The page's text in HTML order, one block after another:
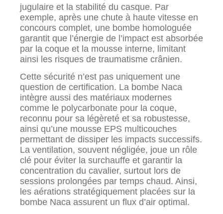
jugulaire et la stabilité du casque. Par
exemple, après une chute à haute vitesse en
concours complet, une bombe homologuée
garantit que l’énergie de l’impact est absorbée
par la coque et la mousse interne, limitant
ainsi les risques de traumatisme crânien.
Cette sécurité n’est pas uniquement une
question de certification. La bombe Naca
intègre aussi des matériaux modernes
comme le polycarbonate pour la coque,
reconnu pour sa légèreté et sa robustesse,
ainsi qu’une mousse EPS multicouches
permettant de dissiper les impacts successifs.
La ventilation, souvent négligée, joue un rôle
clé pour éviter la surchauffe et garantir la
concentration du cavalier, surtout lors de
sessions prolongées par temps chaud. Ainsi,
les aérations stratégiquement placées sur la
bombe Naca assurent un flux d’air optimal.